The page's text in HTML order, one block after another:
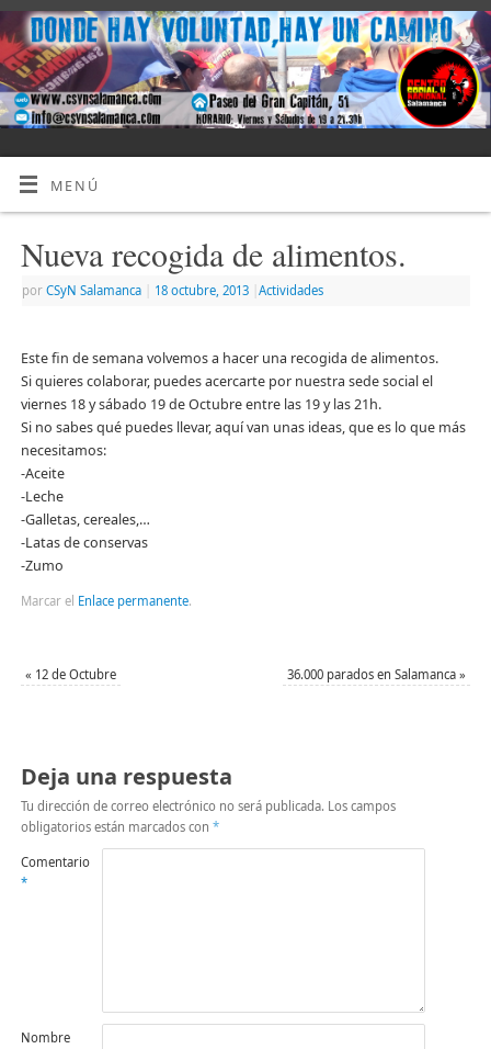
MENÚ
Nueva recogida de alimentos.
por CSyN Salamanca 18 octubre, 2013 Actividades
Este fin de semana volvemos a hacer una recogida de alimentos.
Si quieres colaborar, puedes acercarte por nuestra sede social el
viernes 18 y sábado 19 de Octubre entre las 19 y las 21h.
Si no sabes qué puedes llevar, aquí van unas ideas, que es lo que más
necesitamos:
-Aceite
-Leche
-Galletas, cereales,…
-Latas de conservas
-Zumo
Marcar el Enlace permanente.
« 12 de Octubre 36.000 parados en Salamanca»
Deja una respuesta
Tu dirección de correo electrónico no será publicada. Los campos
obligatorios están marcados con *
Comentario
*
Nombre